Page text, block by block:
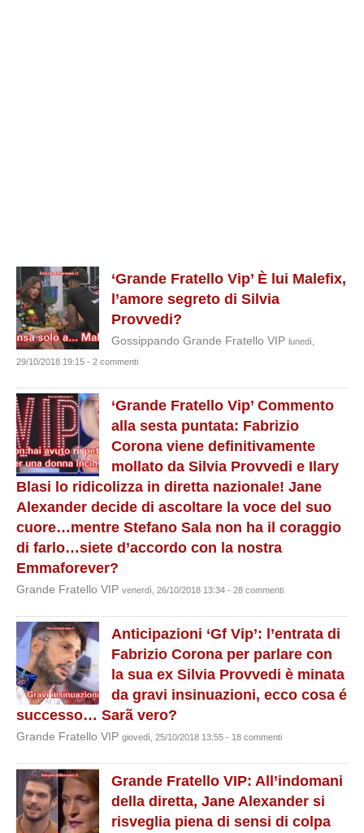
‘Grande Fratello Vip’ È lui Malefix,
l’amore segreto di Silvia
Provvedi?
Gossippando Grande Fratello VIP lunedì,
29/10/2018 19:15 - 2 commenti
‘Grande Fratello Vip’ Commento
alla sesta puntata: Fabrizio
Corona viene definitivamente
mollato da Silvia Provvedi e Ilary
Blasi lo ridicolizza in diretta nazionale! Jane
Alexander decide di ascoltare la voce del suo
cuore…mentre Stefano Sala non ha il coraggio
di farlo…siete d’accordo con la nostra
Emmaforever?
Grande Fratello VIP venerdì, 26/10/2018 13:34 - 28 commenti
Anticipazioni ‘Gf Vip’: l’entrata di
Fabrizio Corona per parlare con
la sua ex Silvia Provvedi è minata
da gravi insinuazioni, ecco cosa é
successo… Sarã vero?
Grande Fratello VIP giovedì, 25/10/2018 13:55 - 18 commenti
Grande Fratello VIP: All’indomani
della diretta, Jane Alexander si
risveglia piena di sensi di colpa